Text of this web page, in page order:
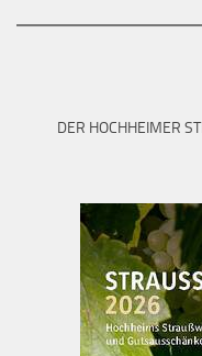
DER HOCHHEIMER